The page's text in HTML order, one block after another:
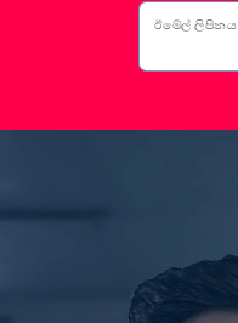
ඊමේල් ලිපිනය